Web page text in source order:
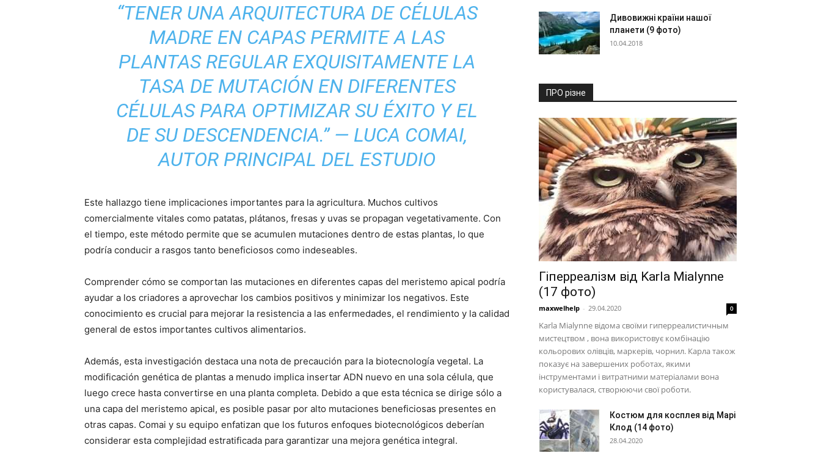
“TENER UNA ARQUITECTURA DE CÉLULAS
MADRE EN CAPAS PERMITE A LAS
PLANTAS REGULAR EXQUISITAMENTE LA
TASA DE MUTACIÓN EN DIFERENTES
CÉLULAS PARA OPTIMIZAR SU ÉXITO Y EL
DE SU DESCENDENCIA.” — LUCA COMAI,
AUTOR PRINCIPAL DEL ESTUDIO
Este hallazgo tiene implicaciones importantes para la agricultura. Muchos cultivos
comercialmente vitales como patatas, plátanos, fresas y uvas se propagan vegetativamente. Con
el tiempo, este método permite que se acumulen mutaciones dentro de estas plantas, lo que
podría conducir a rasgos tanto beneficiosos como indeseables.
Comprender cómo se comportan las mutaciones en diferentes capas del meristemo apical podría
ayudar a los criadores a aprovechar los cambios positivos y minimizar los negativos. Este
conocimiento es crucial para mejorar la resistencia a las enfermedades, el rendimiento y la calidad
general de estos importantes cultivos alimentarios.
Además, esta investigación destaca una nota de precaución para la biotecnología vegetal. La
modificación genética de plantas a menudo implica insertar ADN nuevo en una sola célula, que
luego crece hasta convertirse en una planta completa. Debido a que esta técnica se dirige sólo a
una capa del meristemo apical, es posible pasar por alto mutaciones beneficiosas presentes en
otras capas. Comai y su equipo enfatizan que los futuros enfoques biotecnológicos deberían
considerar esta complejidad estratificada para garantizar una mejora genética integral.
Дивовижні країни нашої
планети (9 фото)
10.04.2018
ПРО різне
Гіперреалізм від Karla Mialynne
(17 фото)
maxwelhelp - 29.04.2020 0
Karla Mialynne відома своїми гиперреалистичным
мистецтвом , вона використовує комбінацію
кольорових олівців, маркерів, чорнил. Карла також
показує на завершених роботах, якими
інструментами і витратними матеріалами вона
користувалася, створюючи свої роботи.
Костюм для косплея від Марі
Клод (14 фото)
28.04.2020